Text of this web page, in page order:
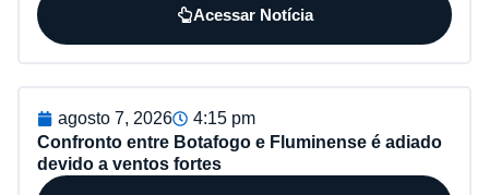
Acessar Notícia
agosto 7, 2026
4:15 pm
Confronto entre Botafogo e Fluminense é adiado
devido a ventos fortes